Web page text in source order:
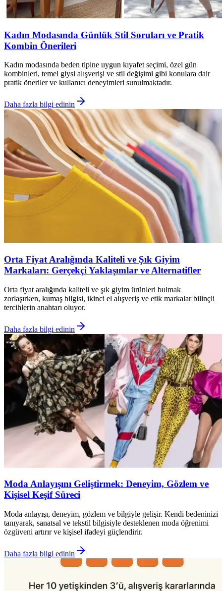
Kadın Modasında Günlük Stil Soruları ve Pratik
Kombin Önerileri
Kadın modasında beden tipine uygun kıyafet seçimi, özel gün
kombinleri, temel giysi alışverişi ve stil değişimi gibi konulara dair
pratik öneriler ve kullanıcı deneyimleri sunulmaktadır.
Daha fazla bilgi edinin
Orta Fiyat Aralığında Kaliteli ve Şık Giyim
Markaları: Gerçekçi Yaklaşımlar ve Alternatifler
Orta fiyat aralığında kaliteli ve şık giyim ürünleri bulmak
zorlaşırken, kumaş bilgisi, ikinci el alışveriş ve etik markalar bilinçli
tercihlerin anahtarı oluyor.
Daha fazla bilgi edinin
Moda Anlayışını Geliştirmek: Deneyim, Gözlem ve
Kişisel Keşif Süreci
Moda anlayışı, deneyim, gözlem ve bilgiyle gelişir. Kendi bedeninizi
tanıyarak, sanatsal ve tekstil bilgisiyle desteklenen moda öğrenimi
özgüveni artırır ve kişisel ifadeyi güçlendirir.
Daha fazla bilgi edinin